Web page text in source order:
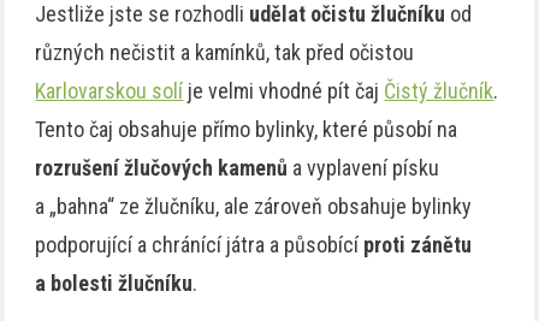
Jestliže jste se rozhodli udělat očistu žlučníku od
různých nečistit a kamínků, tak před očistou
Karlovarskou solíje velmi vhodné pít čaj Čistý žlučník.
Tento čaj obsahuje přímo bylinky, které působí na
rozrušení žlučových kamenů a vyplavení písku
a „bahna“ ze žlučníku, ale zároveň obsahuje bylinky
podporující a chránící játra a působícíproti zánětu
a bolesti žlučníku.